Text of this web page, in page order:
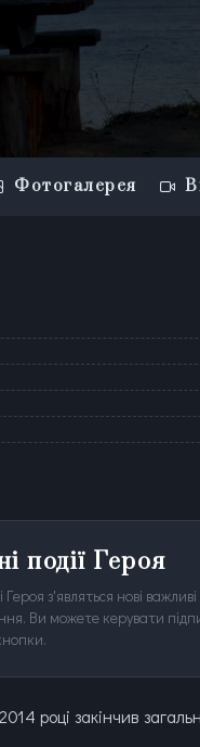
Фотогалерея
події Героя
з'являться нові
Ви можете керувати
році закінчив